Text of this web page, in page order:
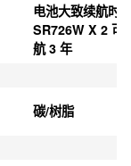
电池大致续航时
SR726W X 2 可
航 3 年
碳/树脂